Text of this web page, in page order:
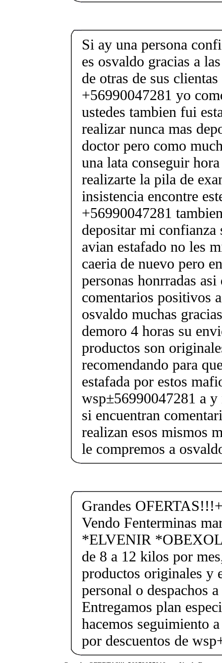
Si ay una persona
es osvaldo gracias a
de otras de sus
+56990047281 yo
ustedes tambien fui
realizar nunca mas
doctor pero como
una lata conseguir
realizarte la pila de
insistencia encontre
+56990047281
depositar mi confianza
avian estafado no les
caeria de nuevo pero
personas honrradas
comentarios positivos
osvaldo muchas
demoro 4 horas su
productos son
recomendando para
estafada por estos
wsp±56990047281 a y
si encuentran
realizan esos mismos
le compremos a
Grandes
Vendo Fenterminas
*ELVENIR
de 8 a 12 kilos por
productos originales y
personal o despachos
Entregamos plan
hacemos seguimiento
por descuentos de